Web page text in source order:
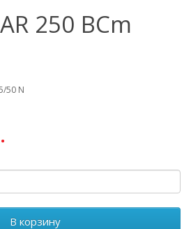
250 BCm
50 N
В корзину